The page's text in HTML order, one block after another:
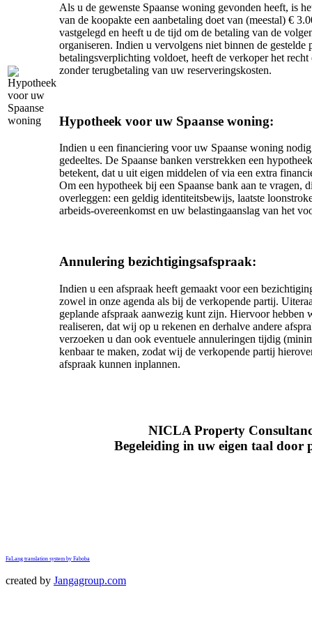
Als u de gewenste Spaanse woning gevonden heeft, is
van de koopakte een aanbetaling doet van (meestal) €
vastgelegd en heeft u de tijd om de betaling van de
organiseren. Indien u vervolgens niet binnen de gestelde
betalingsverplichting voldoet, heeft de verkoper het
zonder terugbetaling van uw reserveringskosten.
Hypotheek voor uw Spaanse woning:
Indien u een financiering voor uw Spaanse woning
gedeeltes. De Spaanse banken verstrekken een
betekent, dat u uit eigen middelen of via een extra
Om een hypotheek bij een Spaanse bank aan te vragen,
overleggen: een geldig identiteitsbewijs, laatste
arbeids-overeenkomst en uw belastingaanslag van het
Annulering bezichtigingsafspraak:
Indien u een afspraak heeft gemaakt voor een
zowel in onze agenda als bij de verkopende partij.
geplande afspraak aanwezig kunt zijn. Hiervoor
realiseren, dat wij op u rekenen en derhalve andere
verzoeken u dan ook eventuele annuleringen tijdig
kenbaar te maken, zodat wij de verkopende partij
afspraak kunnen inplannen.
NICLA Property
Begeleiding in uw eigen taal door
FaLang translation system by Faboba
created by Jangagroup.com